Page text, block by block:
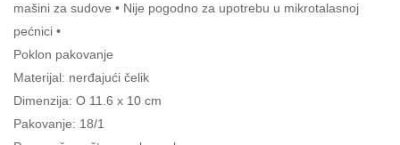
mašini za sudove • Nije pogodno za upotrebu u mikrotalasnoj
pećnici •
Poklon pakovanje
Materijal: nerđajući čelik
Dimenzija: O 11.6 x 10 cm
Pakovanje: 18/1